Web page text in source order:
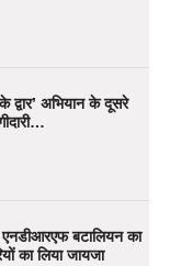
अभियान के दूसरे
एनडीआरएफ बटालियन का
का लिया जायजा